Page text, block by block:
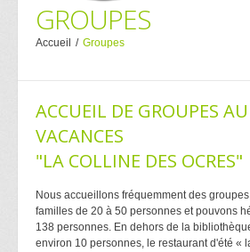
GROUPES
Accueil / Groupes
ACCUEIL DE GROUPES
VACANCES
"LA COLLINE DES OCRES"
Nous accueillons fréquemment des
familles de 20 à 50 personnes et pouvons
138 personnes. En dehors de la
environ 10 personnes, le restaurant d'été «